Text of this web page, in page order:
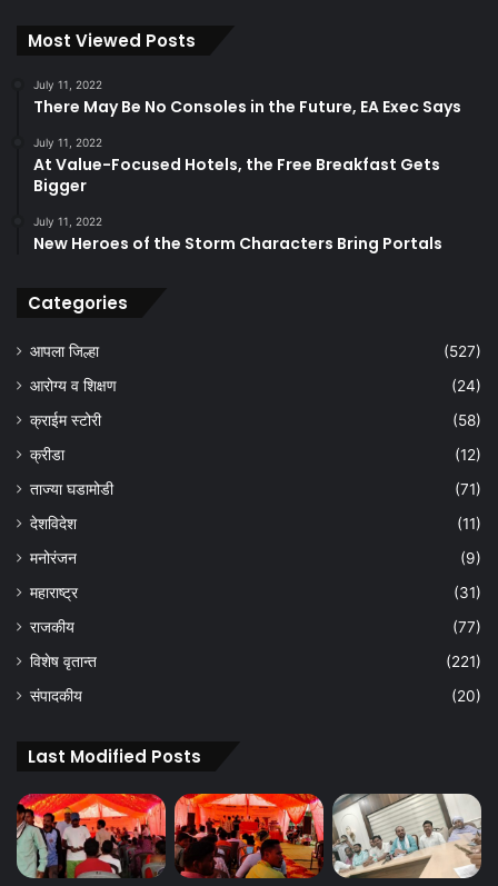
Most Viewed Posts
July 11, 2022
There May Be No Consoles in the Future, EA Exec Says
July 11, 2022
At Value-Focused Hotels, the Free Breakfast Gets
Bigger
July 11, 2022
New Heroes of the Storm Characters Bring Portals
Categories
आपला जिल्हा
(527)
आरोग्य व शिक्षण
(24)
क्राईम स्टोरी
(58)
क्रीडा
(12)
ताज्या घडामोडी
(71)
देशविदेश
(11)
मनोरंजन
(9)
महाराष्ट्र
(31)
राजकीय
(77)
विशेष वृतान्त
(221)
संपादकीय
(20)
Last Modified Posts